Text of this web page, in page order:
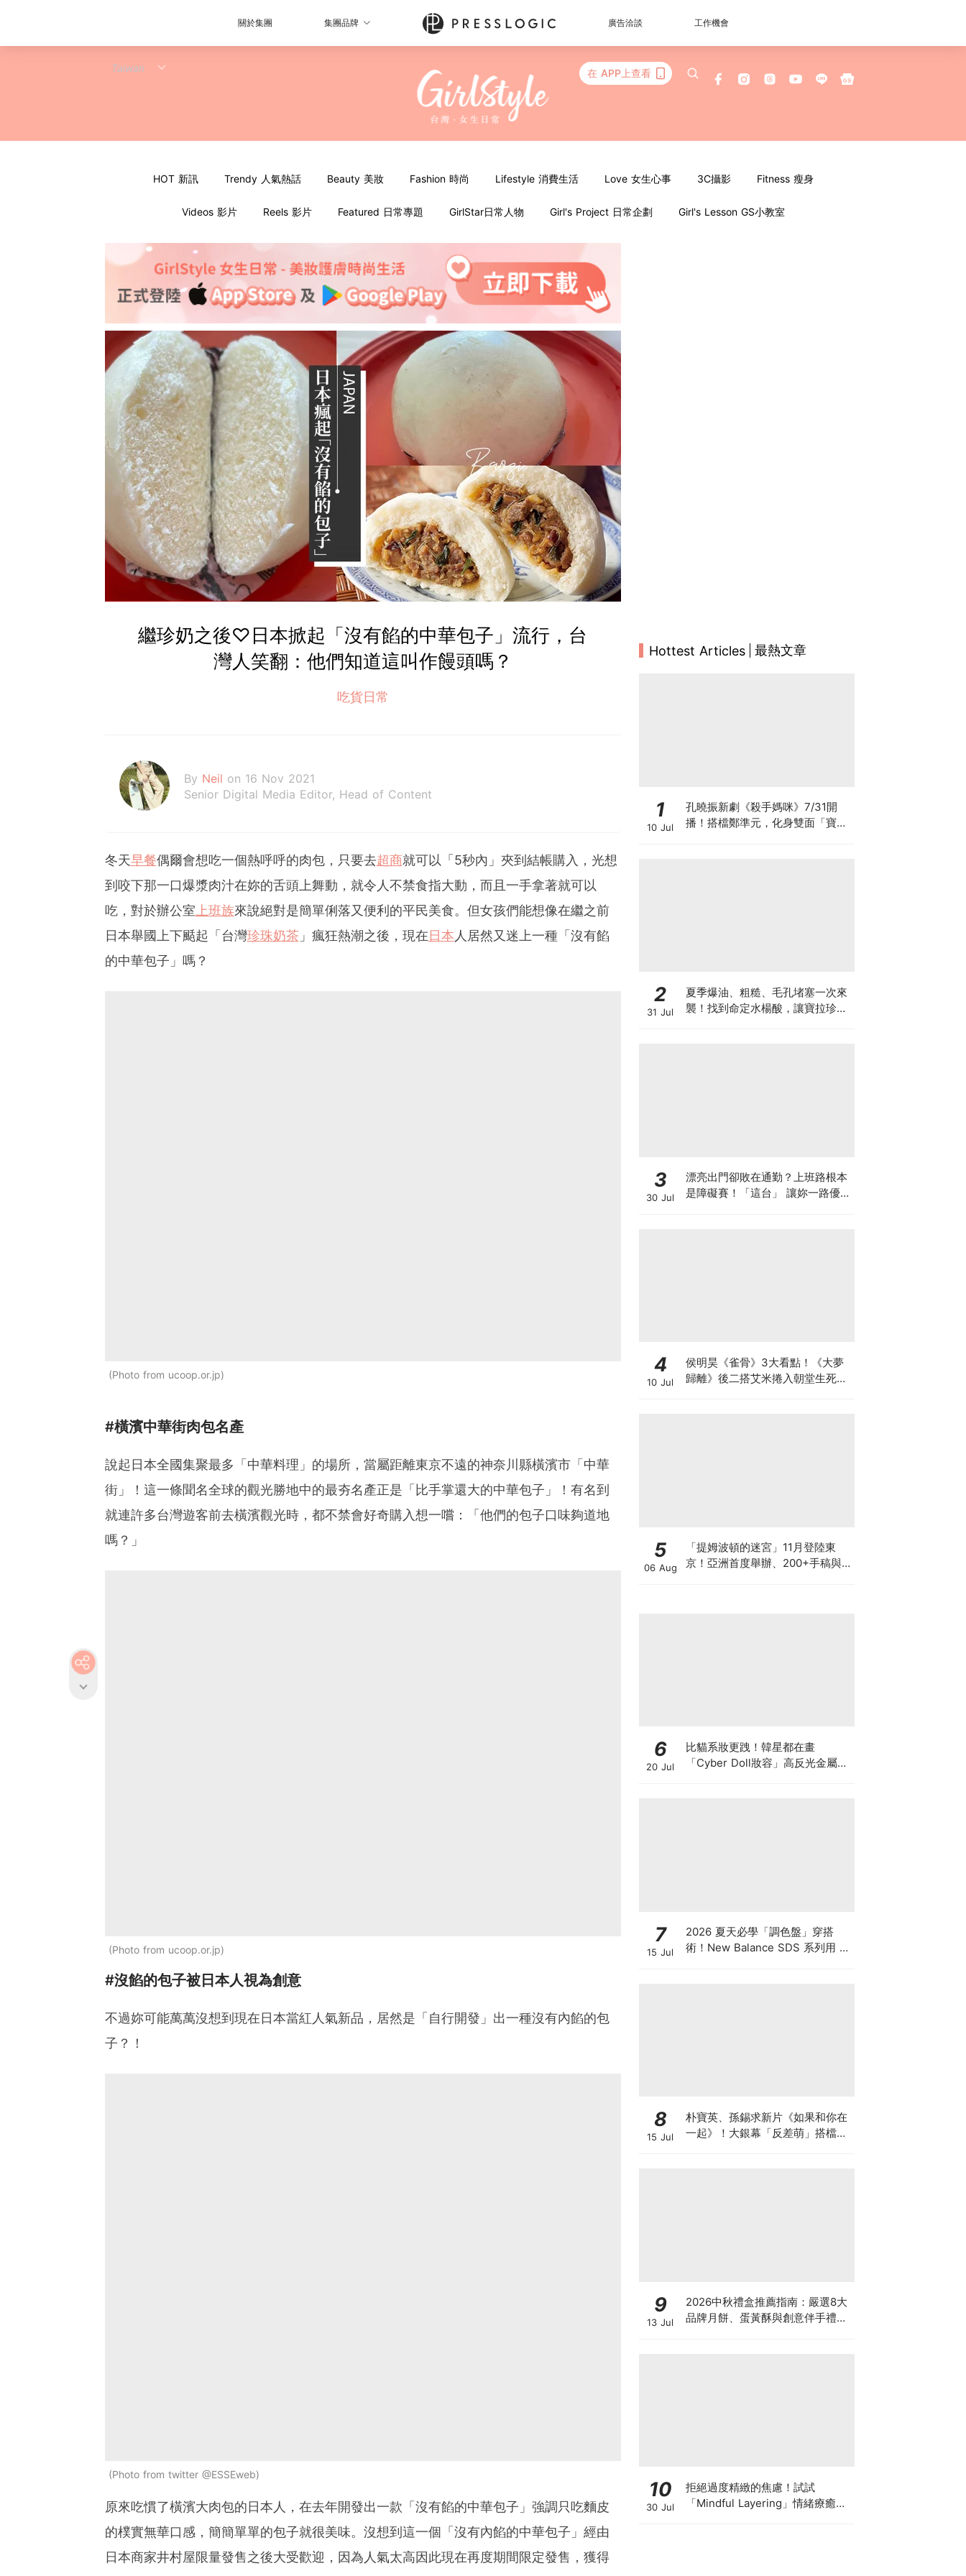
關於集團 集團品牌 廣告洽談 工作機會
在 APP上查看
HOT 新訊 Trendy 人氣熱話 Beauty 美妝 Fashion 時尚 Lifestyle 消費生活 Love 女生心事 3C攝影 Fitness 瘦身
Videos 影片 Reels 影片 Featured 日常專題 GirlStar日常人物 Girl's Project 日常企劃 Girl's Lesson GS小教室
繼珍奶之後♡日本掀起「沒有餡的中華包子」流行，台
灣人笑翻：他們知道這叫作饅頭嗎？
吃貨日常
By Neil on 16 Nov 2021
Senior Digital Media Editor, Head of Content
冬天早餐偶爾會想吃一個熱呼呼的肉包，只要去超商就可以「5秒內」夾到結帳購入，光想
到咬下那一口爆漿肉汁在妳的舌頭上舞動，就令人不禁食指大動，而且一手拿著就可以
吃，對於辦公室上班族來說絕對是簡單俐落又便利的平民美食。但女孩們能想像在繼之前
日本舉國上下颳起「台灣珍珠奶茶」瘋狂熱潮之後，現在日本人居然又迷上一種「沒有餡
的中華包子」嗎？
Photo from ucoop.or.jp
#橫濱中華街肉包名產
說起日本全國集聚最多「中華料理」的場所，當屬距離東京不遠的神奈川縣橫濱市「中華
街」！這一條聞名全球的觀光勝地中的最夯名產正是「比手掌還大的中華包子」！有名到
就連許多台灣遊客前去橫濱觀光時，都不禁會好奇購入想一嚐：「他們的包子口味夠道地
嗎？」
Photo from ucoop.or.jp
#沒餡的包子被日本人視為創意
不過妳可能萬萬沒想到現在日本當紅人氣新品，居然是「自行開發」出一種沒有內餡的包
子？！
Photo from twitter @ESSEweb
原來吃慣了橫濱大肉包的日本人，在去年開發出一款「沒有餡的中華包子」強調只吃麵皮
的樸實無華口感，簡簡單單的包子就很美味。沒想到這一個「沒有內餡的中華包子」經由
日本商家井村屋限量發售之後大受歡迎，因為人氣太高因此現在再度期間限定發售，獲得
Hottest Articles 最熱文章
1
10 Jul
孔曉振新劇《殺手媽咪》7/31開
播！搭檔鄭準元，化身雙面「寶媽
2
31 Jul
夏季爆油、粗糙、毛孔堵塞一次來
襲！找到命定水楊酸，讓寶拉珍選
3
30 Jul
漂亮出門卻敗在通勤？上班路根本
是障礙賽！「這台」 讓妳一路優雅
4
10 Jul
侯明昊《雀骨》3大看點！《大夢
歸離》後二搭艾米捲入朝堂生死虐
5
06 Aug
「提姆波頓的迷宮」11月登陸東
京！亞洲首度舉辦、200+手稿與
6
20 Jul
比貓系妝更跩！韓星都在畫
「Cyber Doll妝容」高反光金屬感
7
15 Jul
2026 夏天必學「調色盤」穿搭
術！New Balance SDS 系列用 3
8
15 Jul
朴寶英、孫錫求新片《如果和你在
一起》！大銀幕「反差萌」搭檔、
9
13 Jul
2026中秋禮盒推薦指南：嚴選8大
品牌月餅、蛋黃酥與創意伴手禮懶
10
30 Jul
拒絕過度精緻的焦慮！試試
「Mindful Layering」情緒療癒